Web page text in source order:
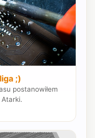
;)
postanowiłem